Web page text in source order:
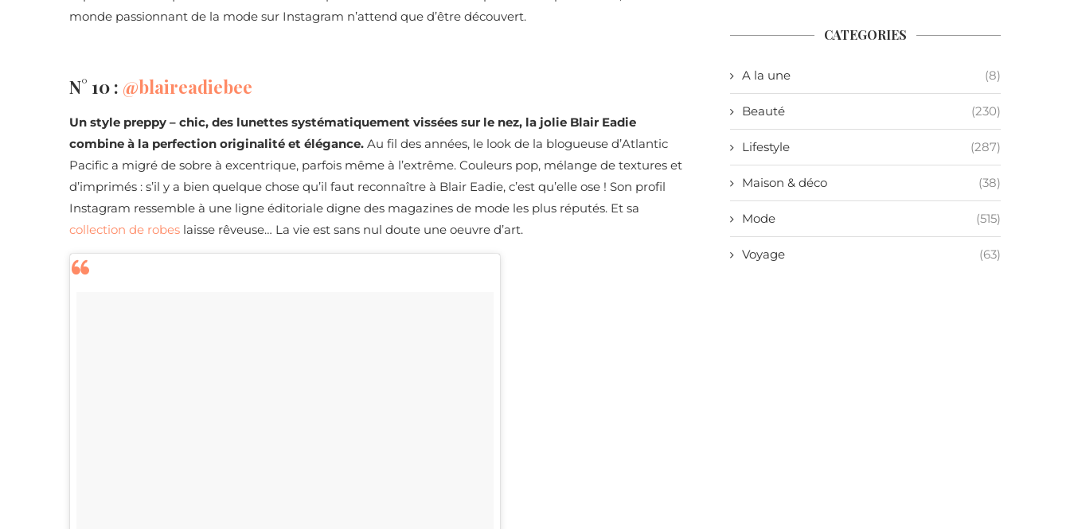
monde passionnant de la mode sur Instagram n’attend que d’être découvert.
N° 10 : @blaireadiebee
Un style preppy – chic, des lunettes systématiquement vissées sur le nez, la jolie Blair Eadie
combine à la perfection originalité et élégance. Au fil des années, le look de la blogueuse d’Atlantic
Pacific a migré de sobre à excentrique, parfois même à l’extrême. Couleurs pop, mélange de textures et
d’imprimés : s’il y a bien quelque chose qu’il faut reconnaître à Blair Eadie, c’est qu’elle ose ! Son profil
Instagram ressemble à une ligne éditoriale digne des magazines de mode les plus réputés. Et sa
collection de robes laisse rêveuse… La vie est sans nul doute une oeuvre d’art.
CATEGORIES
A la une (8)
Beauté (230)
Lifestyle (287)
Maison & déco (38)
Mode (515)
Voyage (63)